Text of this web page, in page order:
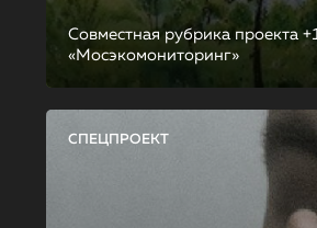
Совместная рубрика проекта
«Мосэкомониторинг»
СПЕЦПРОЕКТ